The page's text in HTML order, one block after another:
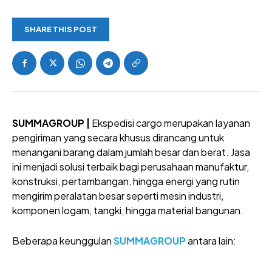
SHARE THIS POST
SUMMAGROUP |
Ekspedisi cargo merupakan layanan
pengiriman yang secara khusus dirancang untuk
menangani barang dalam jumlah besar dan berat. Jasa
ini menjadi solusi terbaik bagi perusahaan manufaktur,
konstruksi, pertambangan, hingga energi yang rutin
mengirim peralatan besar seperti mesin industri,
komponen logam, tangki, hingga material bangunan.
Beberapa keunggulanSUMMAGROUPantara lain: